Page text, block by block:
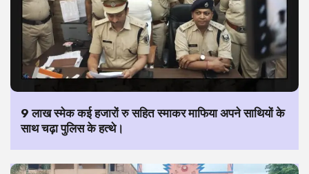
9 लाख स्मेक कई हजारों रु सहित स्माकर माफिया अपने साथियों के
साथ चढ़ा पुलिस के हत्थे।